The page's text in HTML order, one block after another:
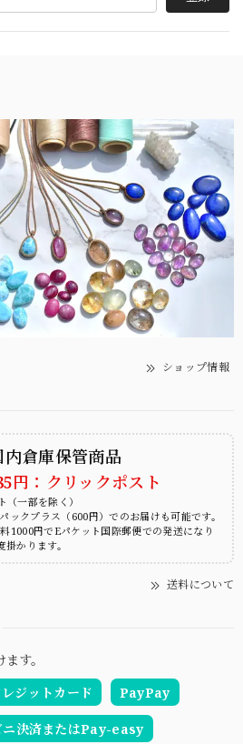
ショップ情報
内倉庫保管商品
円：クリックポスト
一部を除く）
ックプラス（600円）でのお届けも可能です。
1000円でEパケット国際郵便での発送になり
かります。
送料について
す。
レジットカード PayPay
ニ決済またはPay-easy